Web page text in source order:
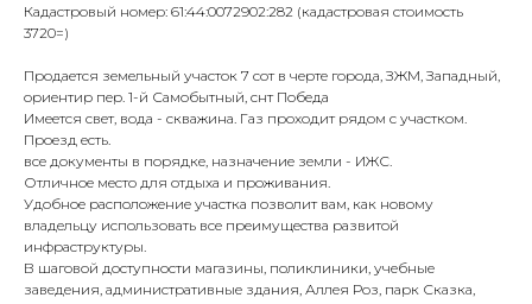
Кадастровый номер: 61:44:0072902:282 (кадастровая стоимость
3720=)
Продается земельный участок 7 сот в черте города, ЗЖМ, Западный,
ориентир пер. 1-й Самобытный, снт Победа
Имеется свет, вода - скважина. Газ проходит рядом с участком.
Проезд есть.
все документы в порядке, назначение земли - ИЖС.
Отличное место для отдыха и проживания.
Удобное расположение участка позволит вам, как новому
владельцу использовать все преимущества развитой
инфраструктуры.
В шаговой доступности магазины, поликлиники, учебные
заведения, административные здания, Аллея Роз, парк Сказка,